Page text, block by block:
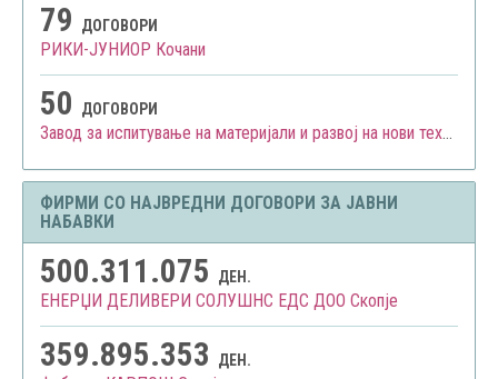
79 ДОГОВОРИ
РИКИ-ЈУНИОР Кочани
50 ДОГОВОРИ
Завод за испитување на материјали и развој на нови технологии СКОПЈЕ АД Скопје
ФИРМИ СО НАЈВРЕДНИ ДОГОВОРИ ЗА ЈАВНИ
НАБАВКИ
500.311.075 ДЕН.
ЕНЕРЏИ ДЕЛИВЕРИ СОЛУШНС ЕДС ДОО Скопје
359.895.353 ДЕН.